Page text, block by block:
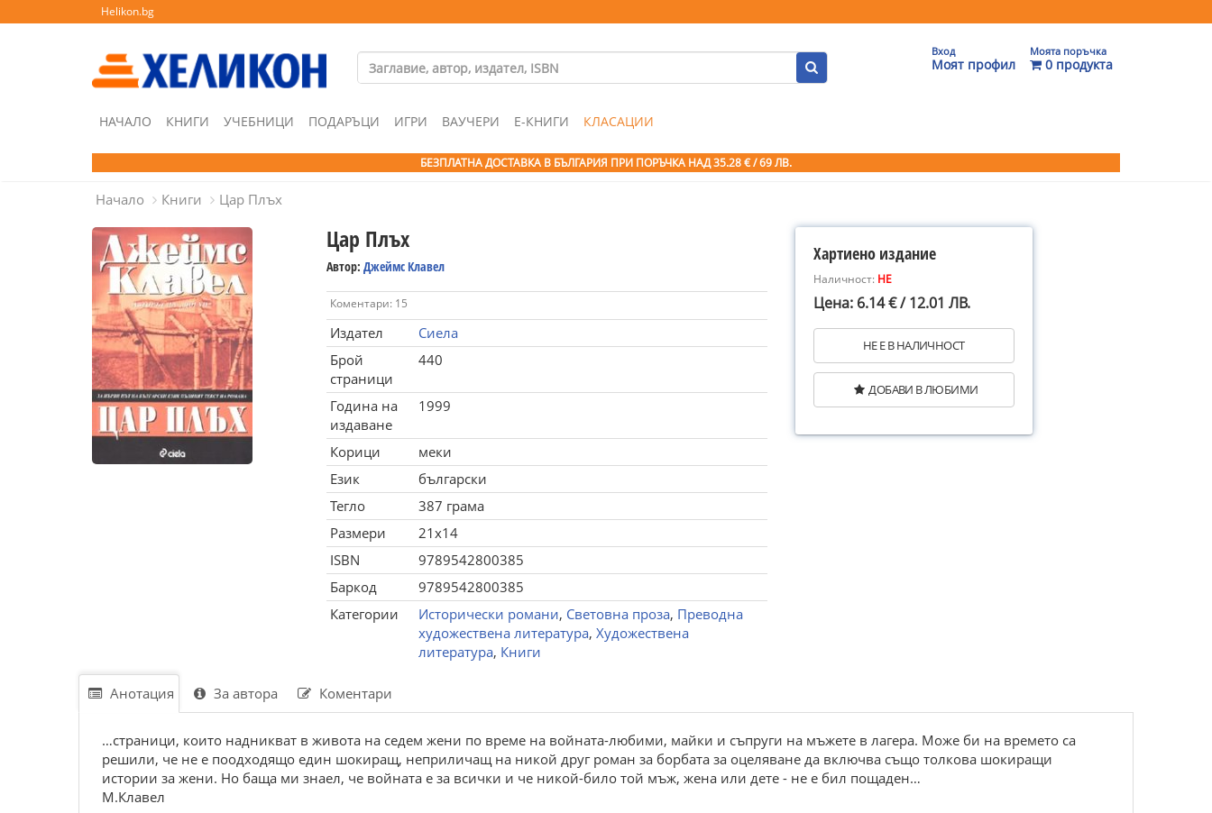
Helikon.bg
Вход
Моят профил
Моята поръчка
0 продукта
НАЧАЛО КНИГИ УЧЕБНИЦИ ПОДАРЪЦИ ИГРИ ВАУЧЕРИ Е-КНИГИ КЛАСАЦИИ
БЕЗПЛАТНА ДОСТАВКА В БЪЛГАРИЯ ПРИ ПОРЪЧКА НАД 35.28 € / 69 ЛВ.
Начало Книги Цар Плъх
Цар Плъх
Автор: Джеймс Клавел
Коментари: 15
Издател
Сиела
Брой
страници
440
Година на
издаване
1999
Корици
меки
Език
български
Тегло
387 грама
Размери
21x14
ISBN
9789542800385
Баркод
9789542800385
Категории
Исторически романи, Световна проза, Преводна
художествена литература, Художествена
литература, Книги
Хартиено издание
Наличност: НЕ
Цена: 6.14 € / 12.01 ЛВ.
НЕ Е В НАЛИЧНОСТ
ДОБАВИ В ЛЮБИМИ
Анотация За автора Коментари
…страници, които надникват в живота на седем жени по време на войната-любими, майки и съпруги на мъжете в лагера. Може би на времето са
решили, че не е поодходящо един шокиращ, неприличащ на никой друг роман за борбата за оцеляване да включва също толкова шокиращи
истории за жени. Но баща ми знаел, че войната е за всички и че никой-било той мъж, жена или дете - не е бил пощаден…
М.Клавел